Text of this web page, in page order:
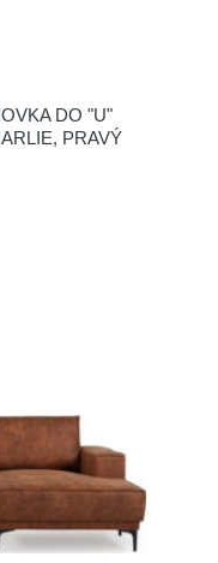
DO "U"
PRAVÝ